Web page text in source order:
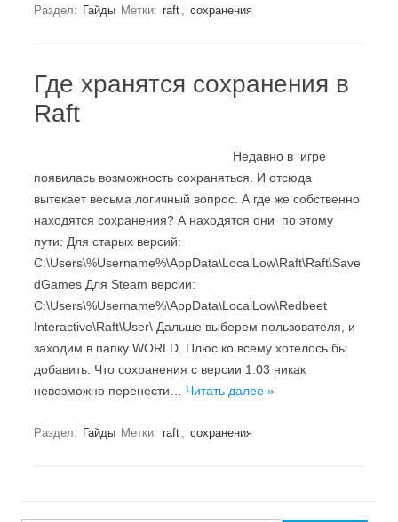
Раздел: Гайды Метки: raft , сохранения
Где хранятся сохранения в
Raft
Недавно в игре
появилась возможность сохраняться. И отсюда
вытекает весьма логичный вопрос. А где же собственно
находятся сохранения? А находятся они по этому
пути: Для старых версий:
C:\Users\%Username%\AppData\LocalLow\Raft\Raft\Save
dGames Для Steam версии:
C:\Users\%Username%\AppData\LocalLow\Redbeet
Interactive\Raft\User\ Дальше выберем пользователя, и
заходим в папку WORLD. Плюс ко всему хотелось бы
добавить. Что сохранения с версии 1.03 никак
невозможно перенести… Читать далее »
Раздел: Гайды Метки: raft , сохранения